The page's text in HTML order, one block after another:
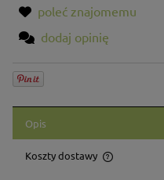
poleć znajomemu
dodaj opinię
Opis
Koszty dostawy
Cena nie zawiera